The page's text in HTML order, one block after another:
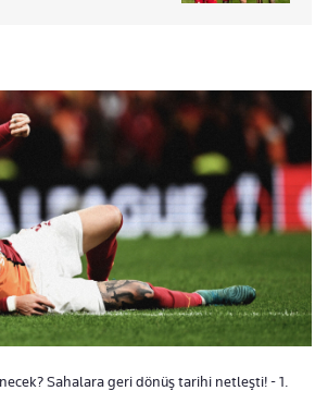
Sahalara geri dönüş tarihi netleşti! - 1.